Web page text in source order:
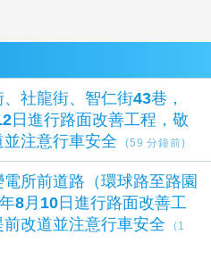
社龍街、智仁街43巷，
日進行路面改善工程，敬
注意行車安全
(59 分鐘前)
所前道路（環球路至路園
8月10日進行路面改善工
改道並注意行車安全
(1